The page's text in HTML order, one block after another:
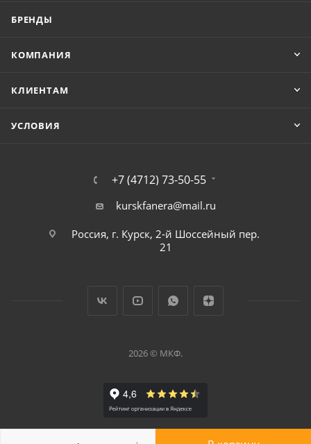
БРЕНДЫ
КОМПАНИЯ
КЛИЕНТАМ
УСЛОВИЯ
+7 (4712) 73-50-55
kurskfanera@mail.ru
Россия, г. Курск, 2-й Шоссейный пер.
21
2026 © МКФ.